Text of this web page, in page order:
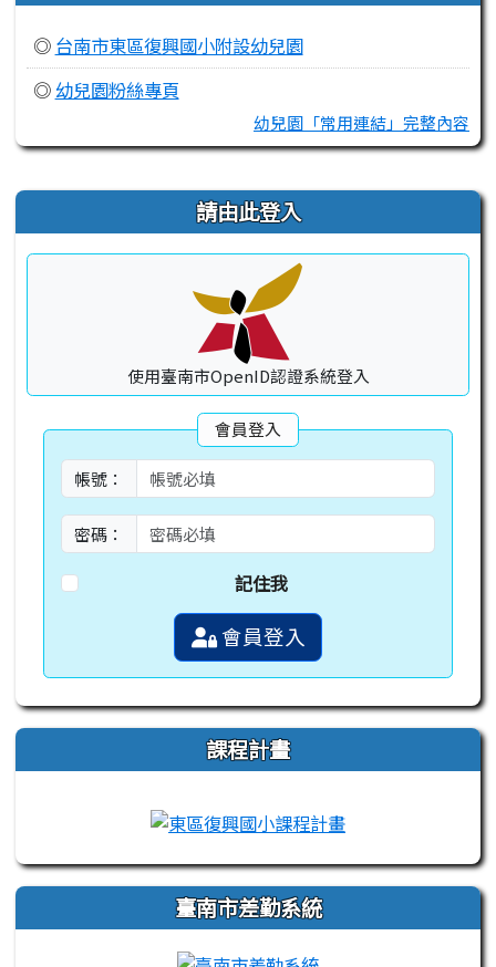
◎ 台南市東區復興國小附設幼兒園
◎ 幼兒園粉絲專頁
幼兒園「常用連結」完整內容
右邊區域內容 請由此登入
使用臺南市OpenID認證系統登入
會員登入
帳號：
密碼：
記住我
會員登入
課程計畫
link to http://
臺南市差勤系統